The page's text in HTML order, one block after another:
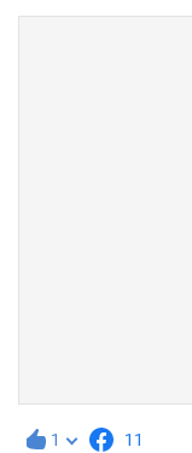
1 11